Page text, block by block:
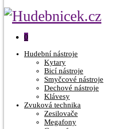
0
Hudební nástroje
Kytary
Bicí nástroje
Smyčcové nástroje
Dechové nástroje
Klávesy
Zvuková technika
Zesilovače
Megafony